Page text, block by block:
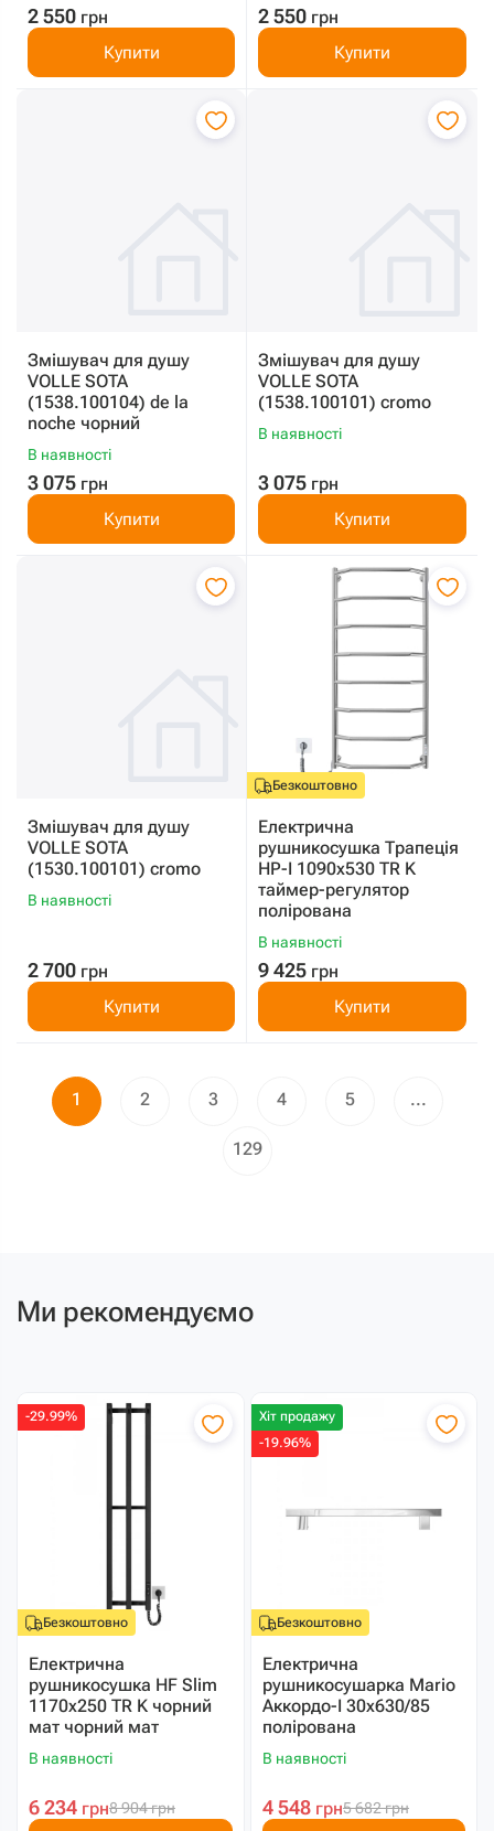
2 550 грн
Купити
2 550 грн
Купити
Змішувач для душу
VOLLE SOTA
(1538.100104) de la
noche чорний
В наявності
3 075 грн
Купити
Змішувач для душу
VOLLE SOTA
(1538.100101) cromo
В наявності
3 075 грн
Купити
Змішувач для душу
VOLLE SOTA
(1530.100101) cromo
В наявності
2 700 грн
Купити
Безкоштовно
Електрична
рушникосушка Трапеція
HP-I 1090x530 TR K
таймер-регулятор
полірована
В наявності
9 425 грн
Купити
1 2 3 4 5 ...
129
Ми рекомендуємо
Безкоштовно
-29.99%
Електрична
рушникосушка HF Slim
1170х250 TR K чорний
мат чорний мат
В наявності
8 904грн
6 234 грн
Безкоштовно
Хіт продажу
-19.96%
Електрична
рушникосушарка Mario
Аккордо-I 30х630/85
полірована
В наявності
5 682грн
4 548 грн